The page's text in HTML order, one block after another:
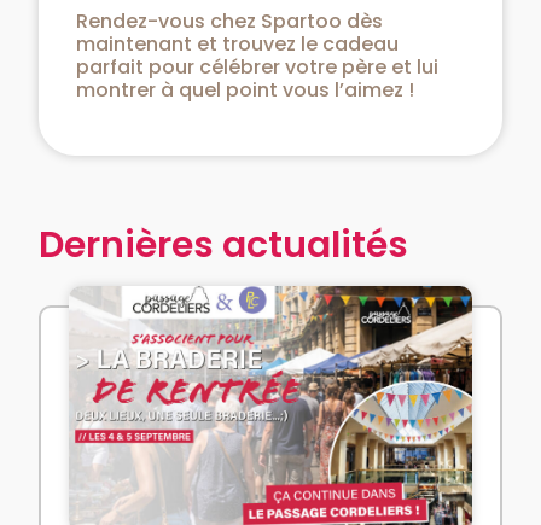
Rendez-vous chez Spartoo dès
maintenant et trouvez le cadeau
parfait pour célébrer votre père et lui
montrer à quel point vous l’aimez !
Dernières actualités